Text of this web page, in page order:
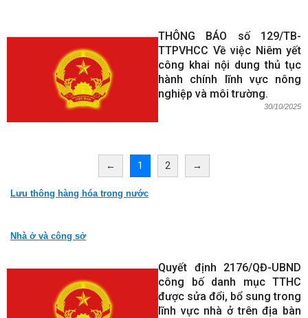
THÔNG BÁO số 129/TB-
TTPVHCC Về việc Niêm yết
công khai nội dung thủ tục
hành chính lĩnh vực nông
nghiệp và môi trường.
30/10/2025
← 1 2 →
Lưu thông hàng hóa trong nước
Nhà ở và công sở
Quyết định 2176/QĐ-UBND
công bố danh mục TTHC
được sửa đổi, bổ sung trong
lĩnh vực nhà ở trên địa bàn